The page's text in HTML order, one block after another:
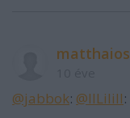
matthaios
@jabbok: @IILiliII: